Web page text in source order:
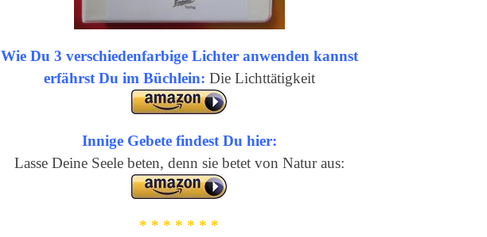
Wie Du 3 verschiedenfarbige Lichter anwenden kannst
erfährst Du im Büchlein: Die Lichttätigkeit
Innige Gebete findest Du hier:
Lasse Deine Seele beten, denn sie betet von Natur aus:
* * * * * * *